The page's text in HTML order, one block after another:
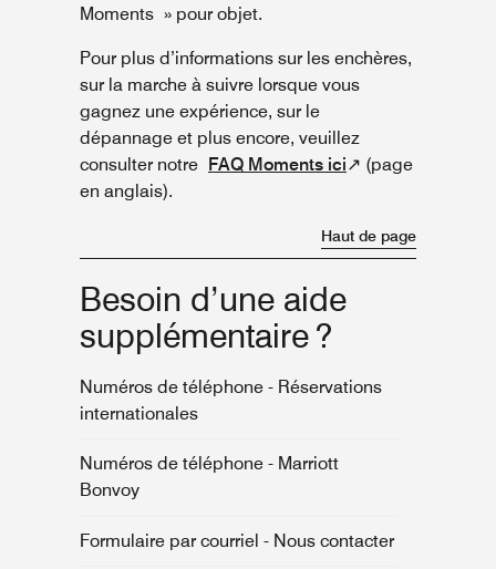
Moments » pour objet.
Pour plus d’informations sur les enchères,
sur la marche à suivre lorsque vous
gagnez une expérience, sur le
dépannage et plus encore, veuillez
consulter notre FAQ Moments ici↗ (page
en anglais).
Haut de page
Besoin d’une aide
supplémentaire ?
Numéros de téléphone - Réservations
internationales
Numéros de téléphone - Marriott
Bonvoy
Formulaire par courriel - Nous contacter